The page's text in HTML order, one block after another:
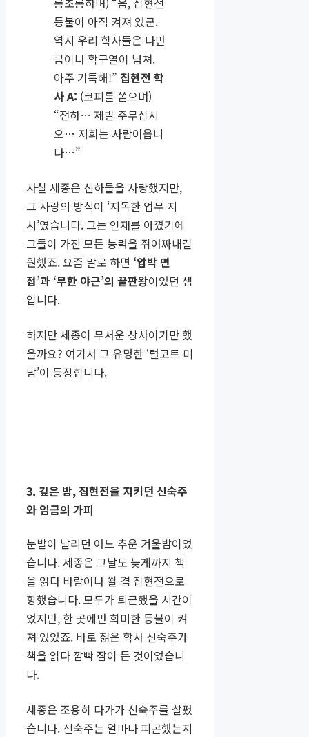
등불이 아직 켜져 있군.
역시 우리 학사들은 나만
큼이나 학구열이 넘쳐.
아주 기특해!” 집현전 학
사 A: (코피를 쏟으며)
“전하… 제발 주무십시
오… 저희는 사람이옵니
다…”
사실 세종은 신하들을 사랑했지만,
그 사랑의 방식이 ‘지독한 업무 지
시’였습니다. 그는 인재를 아꼈기에
그들이 가진 모든 능력을 쥐어짜내길
원했죠. 요즘 말로 하면 ‘압박 면
접’과 ‘무한 야근’의 끝판왕이었던 셈
입니다.
하지만 세종이 무서운 상사이기만 했
을까요? 여기서 그 유명한 ‘털코트 미
담’이 등장합니다.
3. 깊은 밤, 집현전을 지키던 신숙주
와 임금의 가피
눈발이 날리던 어느 추운 겨울밤이었
습니다. 세종은 그날도 늦게까지 책
을 읽다 바람이나 쐴 겸 집현전으로
향했습니다. 모두가 퇴근했을 시간이
었지만, 한 곳에만 희미한 등불이 켜
져 있었죠. 바로 젊은 학사 신숙주가
책을 읽다 깜빡 잠이 든 것이었습니
다.
세종은 조용히 다가가 신숙주를 살폈
습니다. 신숙주는 얼마나 피곤했는지